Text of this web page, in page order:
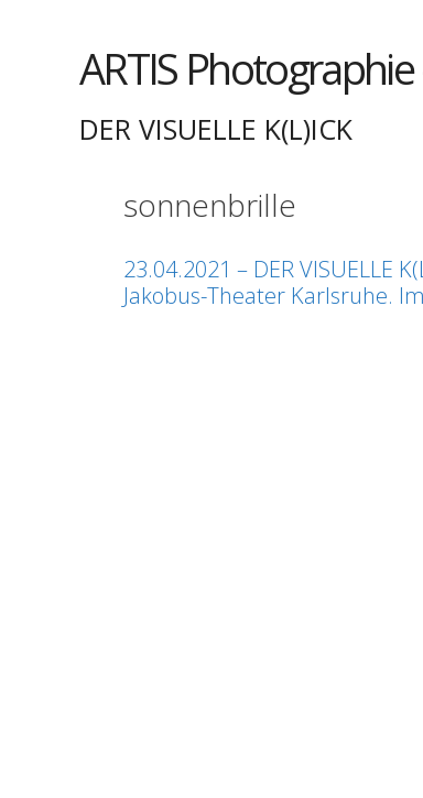
ARTIS Photographie
DER VISUELLE K(L)ICK
sonnenbrille
23.04.2021 – DER VISUELLE
Jakobus-Theater Karlsruhe.